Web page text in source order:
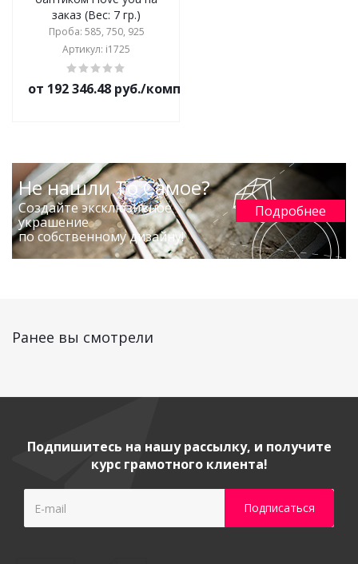
заказ (Вес: 7 гр.)
Проба: 585, 750, 925
Артикул: i1725
от 192 346.48 руб./комплект
Не нашли То Самое?
Создайте эксклюзивное
украшение
по собственному дизайну!
Подробнее
Ранее вы смотрели
Подпишитесь на нашу рассылку, и получите
курс грамотного клиента!